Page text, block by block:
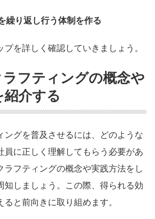
繰り返し行う体制を作る
プを詳しく確認していきましょう。
フティングの概念や
紹介する
ングを普及させるには、どのような
員に正しく理解してもらう必要があ
ラフティングの概念や実践方法をし
知しましょう。この際、得られる効
と前向きに取り組めます。